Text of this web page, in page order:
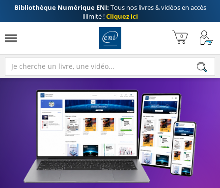
Bibliothèque Numérique ENI: Tous nos livres & vidéos en accès
illimité !Cliquez ici